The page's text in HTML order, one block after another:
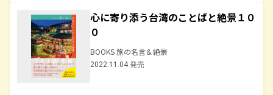
心に寄り添う台湾のことばと絶景１０
０
BOOKS 旅の名言＆絶景
2022.11.04 発売